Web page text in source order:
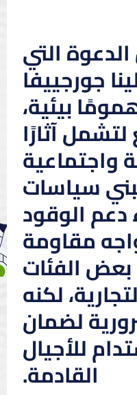
التي
جورجييفا
بيئية،
آثارًا
واجتماعية
سياسات
دعم الوقود
مقاومة
الفئات
لكنه
لضمان
للأجيال
القادمة.